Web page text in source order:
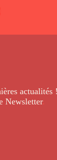
actualités !
Newsletter.